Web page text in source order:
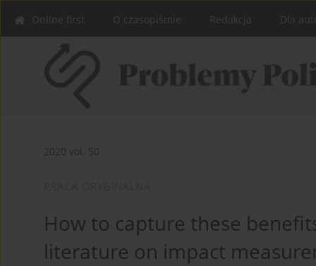
Online first O czasopiśmie Redakcja Dla
2020 vol. 50
How to capture these
literature on impact